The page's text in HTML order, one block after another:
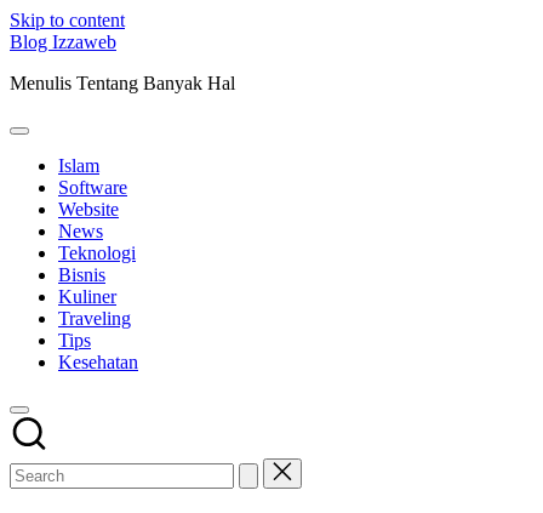
Skip to content
Blog Izzaweb
Menulis Tentang Banyak Hal
Islam
Software
Website
News
Teknologi
Bisnis
Kuliner
Traveling
Tips
Kesehatan